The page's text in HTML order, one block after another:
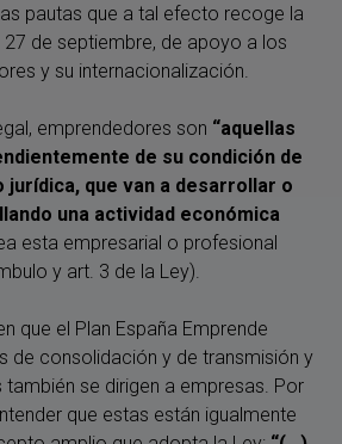
pautas que a tal efecto recoge la
de septiembre, de apoyo a los
y su internacionalización.
emprendedores son “aquellas
de su condición de
jurídica, que van a desarrollar o
una actividad económica
esta empresarial o profesional
y art. 3 de la Ley).
que el Plan España Emprende
de consolidación y de transmisión y
se dirigen a empresas. Por
que estas están igualmente